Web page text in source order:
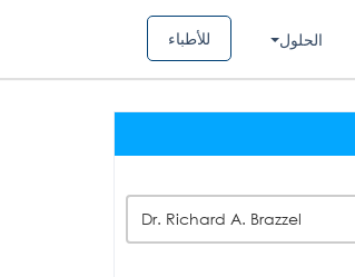
للأطباء الحلول
Dr. Richard A. Brazzel